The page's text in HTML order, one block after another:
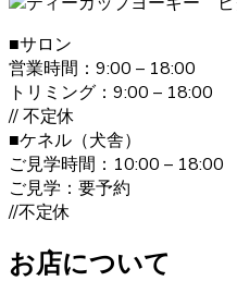
す。ヨークシャーテリアの
店にご相談下さい。
2021.1.19
ヨークシャーテリアは何と
特徴です。”動く宝石”と呼
ます。どんどん被毛は伸び
れが必要です。伸びた被毛
い主の好みによってオシャ
購入の際は、是非ベベドー
■サロン
営業時間：9:00 – 18:00
トリミング：9:00 – 18:00
// 不定休
■ケネル（犬舎）
ご見学時間：10:00 – 18:00
ご見学：要予約
//不定休
お店について